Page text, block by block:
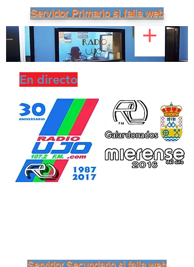
En directo
Servidor Primario si falla web
Servidor Secundario si falla web